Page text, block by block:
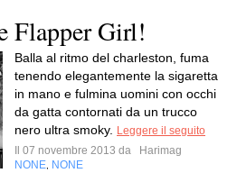
Flapper Girl!
Balla al ritmo del charleston, fuma
tenendo elegantemente la sigaretta
in mano e fulmina uomini con occhi
da gatta contornati da un trucco
nero ultra smoky.
Leggere il seguito
Il 07 novembre 2013 da
Harimag
NONE NONE